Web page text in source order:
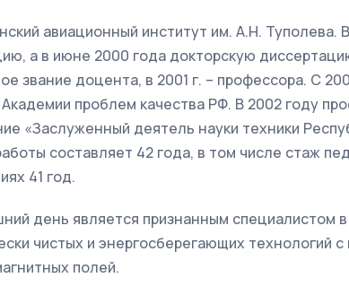
авиационный институт им. А.Н. Туполева.
а в июне 2000 года докторскую
звание доцента, в 2001 г. – профессора. С
проблем качества РФ. В 2002 году
«Заслуженный деятель науки техники
составляет 42 года, в том числе стаж
41 год.
день является признанным специалистом
чистых и энергосберегающих технологий
полей.